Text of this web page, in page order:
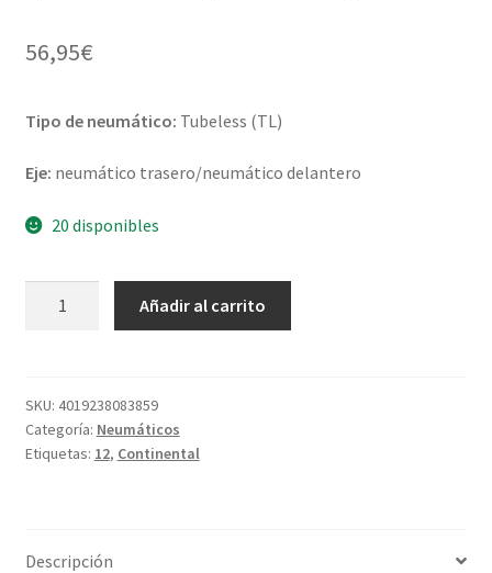
56,95€
Tipo de neumático: Tubeless (TL)
Eje: neumático trasero/neumático delantero
20 disponibles
58P
SCOOT
RF
Añadir al carrito
SKU: 4019238083859
Categoría: Neumáticos
Etiquetas: 12, Continental
Descripción